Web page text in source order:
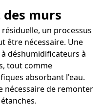
des murs
un processus
être nécessaire. Une
déshumidificateurs à
tout comme
absorbant l'eau.
nécessaire de remonter